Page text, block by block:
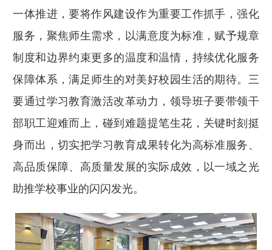
一体推进，要将作风建设作为重要工作抓手，强化
服务，聚焦师生需求，以满意度为标准，赋予规章
制度和边界约束更多的温度和温情，持续优化服务
保障体系，满足师生的对美好校园生活的期待。三
要通过学习教育激活改革动力，领导班子要带领干
部职工迎难而上，碰到难题提笔生花，关键时刻挺
身而出，切实把学习教育成果转化为高标准服务、
高品质保障、高质量发展的实际成效，以一域之光
助推学校事业的闪闪发光。